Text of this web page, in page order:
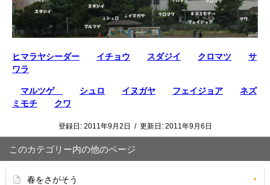
ヒマラヤシーダー イチョウ スダジイ クロマツ
サ
ワラ
マルツゲ シュロ イヌガヤ フェイジョア
ネズ
ミモチ
クワ
登録日: 2011年9月2日 / 更新日: 2011年9月6日
このカテゴリー内の他のページ
春をさがそう